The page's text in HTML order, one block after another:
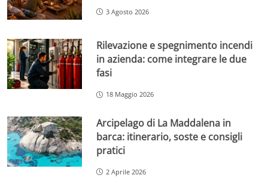
3 Agosto 2026
Rilevazione e spegnimento incendi
in azienda: come integrare le due
fasi
18 Maggio 2026
Arcipelago di La Maddalena in
barca: itinerario, soste e consigli
pratici
2 Aprile 2026